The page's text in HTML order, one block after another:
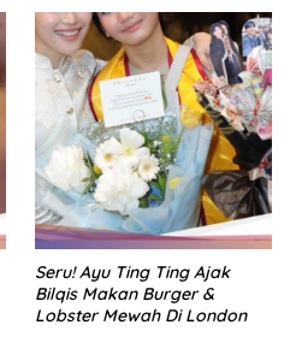
Seru! Ayu Ting Ting Ajak
Bilqis Makan Burger &
Lobster Mewah Di London